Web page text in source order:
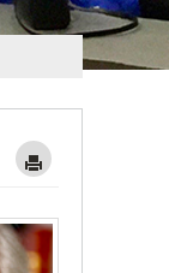
Vcard